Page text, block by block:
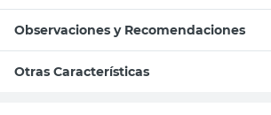
Observaciones y Recomendaciones
Otras Características